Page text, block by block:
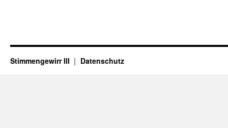
Stimmengewirr III Datenschutz